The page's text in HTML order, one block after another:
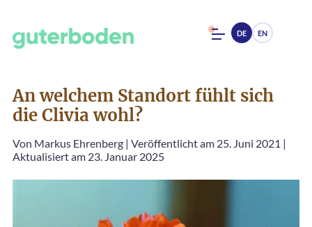
DE EN
An welchem Standort fühlt sich
die Clivia wohl?
Von Markus Ehrenberg | Veröffentlicht am 25. Juni 2021 |
Aktualisiert am 23. Januar 2025